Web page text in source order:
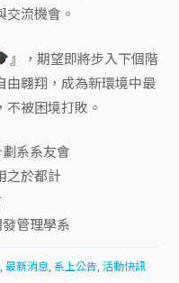
交流機會。
』，期望即將步入下個階
由翱翔，成為新環境中最
被困境打敗。
系系友會
之於都計
管理學系
,最新消息, 系上公告,活動快訊